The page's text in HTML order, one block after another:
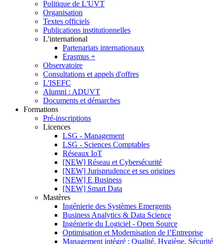
Politique de L'UVT
Organisation
Textes officiels
Publications institutionnelles
L'international
Partenariats internationaux
Erasmus +
Observatoire
Consultations et appels d'offres
L'ISEFC
Alumni : ADUVT
Documents et démarches
Formations
Pré-inscriptions
Licences
LSG - Management
LSG - Sciences Comptables
Réseaux IoT
[NEW] Réseau et Cybersécurité
[NEW] Jurisprudence et ses origines
[NEW] E Business
[NEW] Smart Data
Mastères
Ingénierie des Systèmes Emergents
Business Analytics & Data Science
Ingénierie du Logiciel - Open Source
Optimisation et Modernisation de l’Entreprise
Management intégré : Qualité, Hygiène, Sécurité